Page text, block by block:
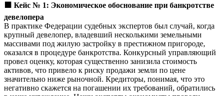
Кейс № 1: Экономическое обоснование при банкротстве
девелопера
В практике Федерации судебных экспертов был случай, когда
крупный девелопер, владевший несколькими земельными
массивами под жилую застройку в престижном пригороде,
оказался в процедуре банкротства. Конкурсный управляющий
провел оценку, которая существенно занизила стоимость
активов, что привело к риску продажи земли по цене
значительно ниже рыночной. Кредиторы, понимая, что это
негативно скажется на погашении их требований, обратились